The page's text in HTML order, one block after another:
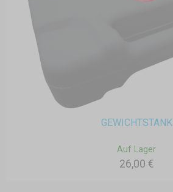
GEWICHTSTANK
Auf Lager
26,00 €